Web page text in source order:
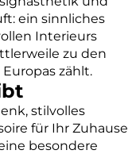
ein sinnliches
Interieurs
zu den
zählt.
stilvolles
für Ihr Zuhause
besondere